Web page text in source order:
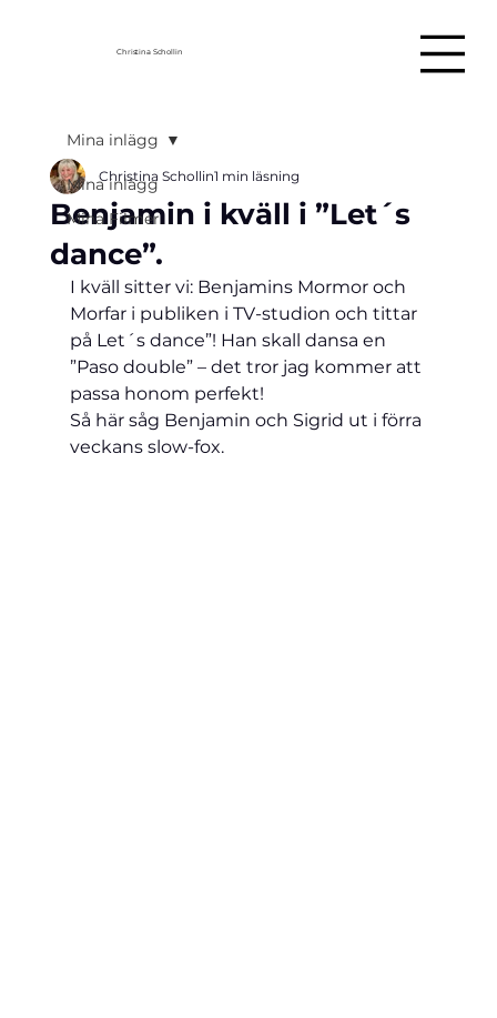
Christina Schollin
Mina inlägg
Mina Filmer
Mina inlägg
Benjamin i kväll i ”Let´s
dance”.
Christina Schollin1 min läsning
I kväll sitter vi: Benjamins Mormor och
Morfar i publiken i TV-studion och tittar
på Let´s dance”! Han skall dansa en
”Paso double” – det tror jag kommer att
passa honom perfekt!
Så här såg Benjamin och Sigrid ut i förra
veckans slow-fox.